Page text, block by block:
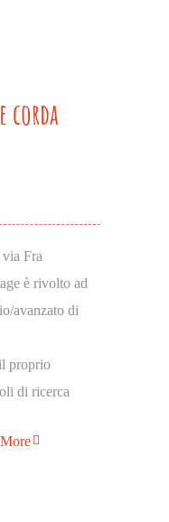
corda
Fra
è rivolto ad
avanzato di
proprio
di ricerca